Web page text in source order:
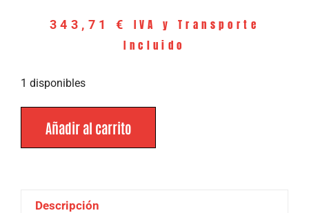
343,71 €
IVA y Transporte
Incluido
1 disponibles
Añadir al carrito
Descripción